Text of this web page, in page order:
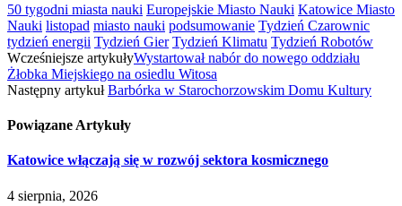
50 tygodni miasta nauki Europejskie Miasto Nauki Katowice Miasto
Nauki listopad miasto nauki podsumowanie Tydzień Czarownic
tydzień energii Tydzień Gier Tydzień Klimatu Tydzień Robotów
Wcześniejsze artykułyWystartował nabór do nowego oddziału
Żłobka Miejskiego na osiedlu Witosa
Następny artykułBarbórka w Starochorzowskim Domu Kultury
Powiązane Artykuły
Katowice włączają się w rozwój sektora kosmicznego
4 sierpnia, 2026